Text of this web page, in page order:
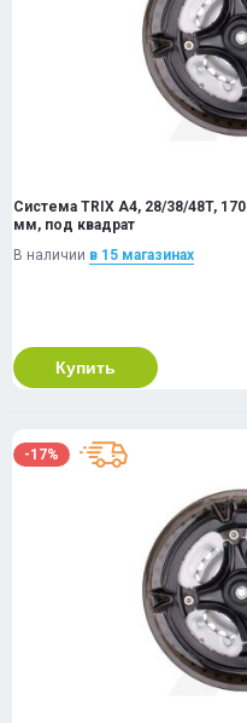
Система TRIX A4, 28/38/48T, 170
мм, под квадрат
В наличии в 15 магазинах
Купить
-17%